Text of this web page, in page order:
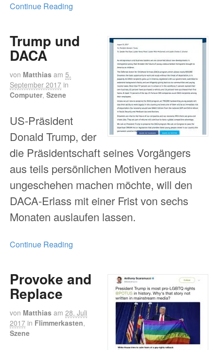
Continue Reading
Trump und
DACA
von Matthias am 5.
September 2017 in
Computer, Szene
US-Präsident
Donald Trump, der
die Präsidentschaft seines Vorgängers
aus teils persönlichen Motiven heraus
ungeschehen machen möchte, will den
DACA-Erlass mit einer Frist von sechs
Monaten auslaufen lassen.
Continue Reading
Provoke and
Replace
von Matthias am 28. Juli
2017 in Flimmerkasten,
Szene